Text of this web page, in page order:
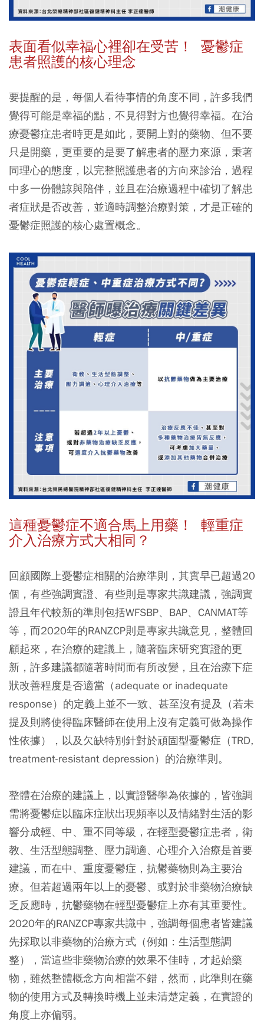
表面看似幸福心裡卻在受苦！ 憂鬱症
患者照護的核心理念
要提醒的是，每個人看待事情的角度不同，許多我們
覺得可能是幸福的點，不見得對方也覺得幸福。在治
療憂鬱症患者時更是如此，要開上對的藥物、但不要
只是開藥，更重要的是要了解患者的壓力來源，秉著
同理心的態度，以完整照護患者的方向來診治，過程
中多一份體諒與陪伴，並且在治療過程中確切了解患
者症狀是否改善，並適時調整治療對策，才是正確的
憂鬱症照護的核心處置概念。
這種憂鬱症不適合馬上用藥！ 輕重症
介入治療方式大相同？
回顧國際上憂鬱症相關的治療準則，其實早已超過20
個，有些強調實證、有些則是專家共識建議，強調實
證且年代較新的準則包括WFSBP、BAP、CANMAT等
等，而2020年的RANZCP則是專家共識意見，整體回
顧起來，在治療的建議上，隨著臨床研究實證的更
新，許多建議都隨著時間而有所改變，且在治療下症
狀改善程度是否適當（adequate or inadequate
response）的定義上並不一致、甚至沒有提及（若未
提及則將使得臨床醫師在使用上沒有定義可做為操作
性依據），以及欠缺特別針對於頑固型憂鬱症（TRD,
treatment-resistant depression）的治療準則。
整體在治療的建議上，以實證醫學為依據的，皆強調
需將憂鬱症以臨床症狀出現頻率以及情緒對生活的影
響分成輕、中、重不同等級，在輕型憂鬱症患者，衛
教、生活型態調整、壓力調適、心理介入治療是首要
建議，而在中、重度憂鬱症，抗鬱藥物則為主要治
療。但若超過兩年以上的憂鬱、或對於非藥物治療缺
乏反應時，抗鬱藥物在輕型憂鬱症上亦有其重要性。
2020年的RANZCP專家共識中，強調每個患者皆建議
先採取以非藥物的治療方式（例如：生活型態調
整），當這些非藥物治療的效果不佳時，才起始藥
物，雖然整體概念方向相當不錯，然而，此準則在藥
物的使用方式及轉換時機上並未清楚定義，在實證的
角度上亦偏弱。